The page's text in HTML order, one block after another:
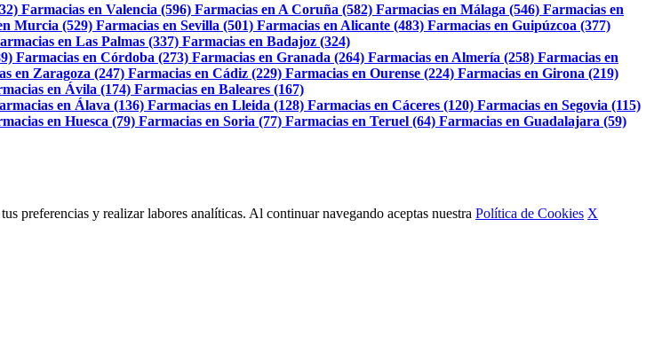
Farmacias en Valencia (596) Farmacias en A Coruña (582) Farmacias en Málaga (546) Farmacias en
Murcia (529) Farmacias en Sevilla (501) Farmacias en Alicante (483) Farmacias en Guipúzcoa (377)
en Las Palmas (337) Farmacias en Badajoz (324)
Farmacias en Córdoba (273) Farmacias en Granada (264) Farmacias en Almería (258) Farmacias en
en Zaragoza (247) Farmacias en Cádiz (229) Farmacias en Ourense (224) Farmacias en Girona (219)
en Ávila (174) Farmacias en Baleares (167)
en Álava (136) Farmacias en Lleida (128) Farmacias en Cáceres (120) Farmacias en Segovia (115)
en Huesca (79) Farmacias en Soria (77) Farmacias en Teruel (64) Farmacias en Guadalajara (59)
preferencias y realizar labores analíticas. Al continuar navegando aceptas nuestra Política de Cookies X